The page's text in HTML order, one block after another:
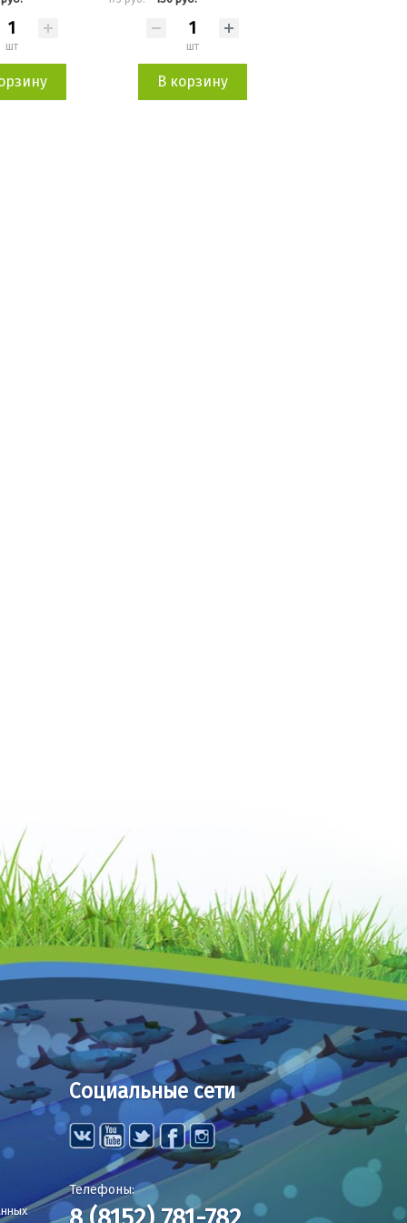
шт шт
В корзину
Социальные сети
Телефоны: